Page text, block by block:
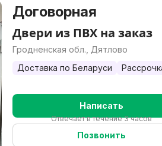
Договорная
Двери из ПВХ на заказ
Гродненская обл., Дятлово
Доставка по Беларуси
Написать
Отвечает в течение 3 часов
Позвонить